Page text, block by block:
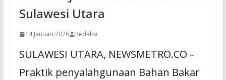
Sulawesi Utara
14 Januari 2026 Redaksi
SULAWESI UTARA, NEWSMETRO.CO –
Praktik penyalahgunaan Bahan Bakar